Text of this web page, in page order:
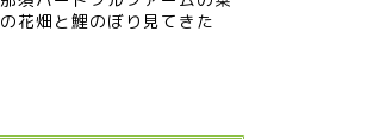
の花畑と鯉のぼり見てきた